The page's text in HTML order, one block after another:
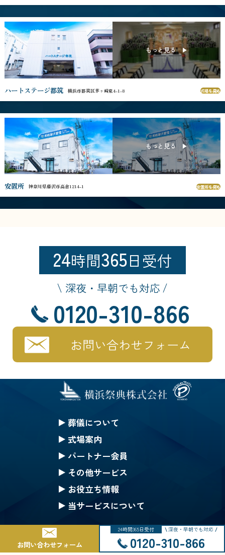
ハートステージ都筑 横浜市都筑区茅ヶ崎東4-1-8 式場を見る
安置所 神奈川県藤沢市高倉1214-1 安置所を見る
24時間365日受付
深夜・早朝でも対応
0120-310-866
お問い合わせフォーム
葬儀について
セレモニークレジット
一般葬
家族葬
一日葬
お別れ葬
ご葬儀の流れ
式場案内
セレモニーホール神奈川
ハートステージ都筑
安置所
式場一覧の案内
南部斎場
パートナー会員
無料会員の特典
果物
仏壇・仏具 選択(一覧)
その他サービス
みんなのちから会員特典
生花等のご注文
お役立ち情報
ご葬儀Q&A
当サービスについて
採用情報
サイトマップ
Copyright © 2002-2025 Yokohama Saiten Co.,Ltd. All rights reserved.
お問い合わせフォーム
24時間365日受付 深夜・早朝でも対応
0120-310-866